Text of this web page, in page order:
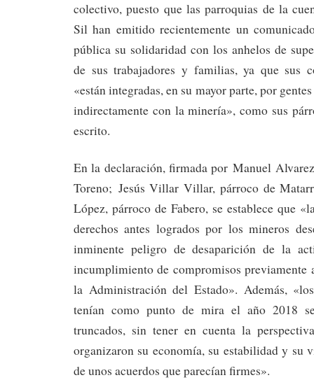
colectivo, puesto que las parroquias de la
Sil han emitido recientemente un
pública su solidaridad con los anhelos de
de sus trabajadores y familias, ya que sus
«están integradas, en su mayor parte, por
indirectamente con la minería», como sus
escrito.
En la declaración, firmada por Manuel
Toreno; Jesús Villar Villar, párroco de
López, párroco de Fabero, se establece que
derechos antes logrados por los mineros
inminente peligro de desaparición de la
incumplimiento de compromisos previamente
la Administración del Estado». Además,
tenían como punto de mira el año 2018
truncados, sin tener en cuenta la
organizaron su economía, su estabilidad y su
de unos acuerdos que parecían firmes».